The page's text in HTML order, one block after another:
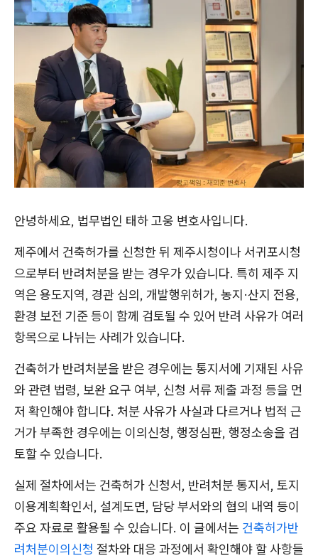
안녕하세요, 법무법인 태하 고웅 변호사입니다.
제주에서 건축허가를 신청한 뒤 제주시청이나 서귀포시청
으로부터 반려처분을 받는 경우가 있습니다. 특히 제주 지
역은 용도지역, 경관 심의, 개발행위허가, 농지·산지 전용,
환경 보전 기준 등이 함께 검토될 수 있어 반려 사유가 여러
항목으로 나뉘는 사례가 있습니다.
건축허가 반려처분을 받은 경우에는 통지서에 기재된 사유
와 관련 법령, 보완 요구 여부, 신청 서류 제출 과정 등을 먼
저 확인해야 합니다. 처분 사유가 사실과 다르거나 법적 근
거가 부족한 경우에는 이의신청, 행정심판, 행정소송을 검
토할 수 있습니다.
실제 절차에서는 건축허가 신청서, 반려처분 통지서, 토지
이용계획확인서, 설계도면, 담당 부서와의 협의 내역 등이
주요 자료로 활용될 수 있습니다. 이 글에서는 건축허가반
려처분이의신청 절차와 대응 과정에서 확인해야 할 사항들